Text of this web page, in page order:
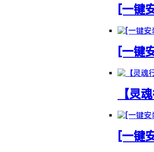
[一键
[一键
【灵
[一键